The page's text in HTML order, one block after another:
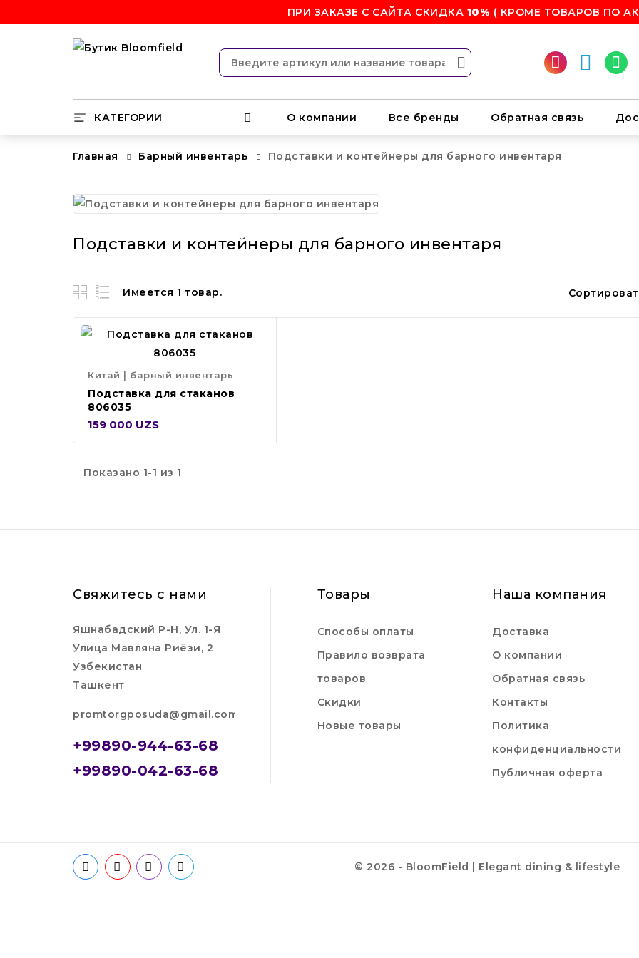
ПРИ ЗАКАЗЕ С САЙТА СКИДКА 10% ( КРОМЕ ТОВАРОВ ПО
КАТЕГОРИИ О компании Все бренды Обратная связь
Главная Барный инвентарь Подставки и контейнеры для барного инвентаря
Подставки и контейнеры для барного инвентаря
Имеется 1 товар.
Китай | барный инвентарь
Подставка для стаканов
806035
159 000 UZS
Показано 1-1 из 1
Свяжитесь с нами
Яшнабадский Р-Н, Ул. 1-Я
Улица Мавляна Риёзи, 2
Узбекистан
Ташкент
promtorgposuda@gmail.com
+99890-944-63-68
+99890-042-63-68
Товары
Способы оплаты
Правило возврата
товаров
Скидки
Новые товары
Наша компания
Доставка
О компании
Обратная связь
Контакты
Политика
конфиденциальности
Публичная оферта
© 2026 - BloomField | Elegant dining & lifestyle